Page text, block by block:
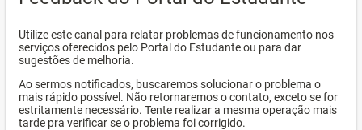
Utilize este canal para relatar problemas de funcionamento nos
serviços oferecidos pelo Portal do Estudante ou para dar
sugestões de melhoria.
Ao sermos notificados, buscaremos solucionar o problema o
mais rápido possível. Não retornaremos o contato, exceto se for
estritamente necessário. Tente realizar a mesma operação mais
tarde pra verificar se o problema foi corrigido.